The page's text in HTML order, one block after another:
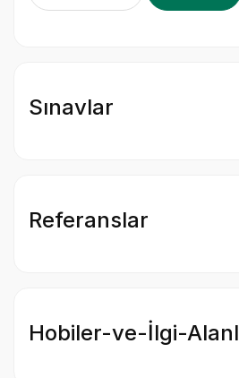
Sınavlar
Referanslar
Hobiler-ve-İlgi-